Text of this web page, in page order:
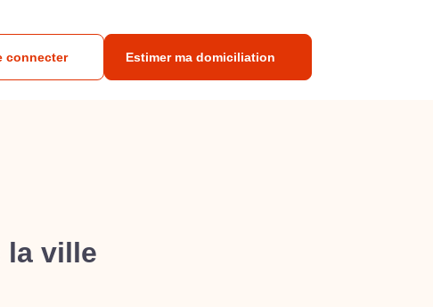
connecter Estimer ma domiciliation
la ville